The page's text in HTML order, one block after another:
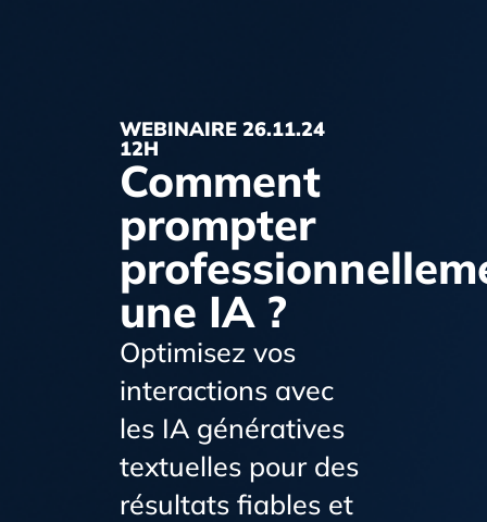
WEBINAIRE 26.11.24
12H
Comment
prompter
une IA ?
Optimisez vos
interactions avec
les IA génératives
textuelles pour des
résultats fiables et